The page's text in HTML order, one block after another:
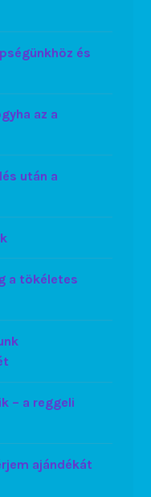
és
az a
után a
a tökéletes
– a reggeli
ajándékát